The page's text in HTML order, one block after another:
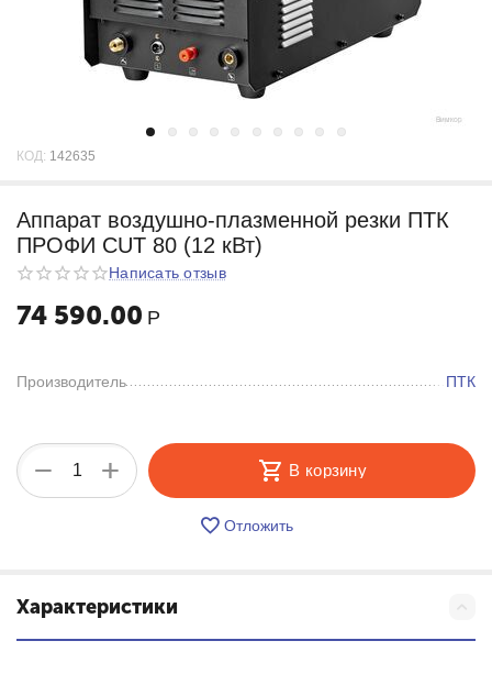
КОД: 142635
Аппарат воздушно-плазменной резки ПТК
ПРОФИ CUT 80 (12 кВт)
Написать отзыв
74 590.00 Р
Производитель ПТК
+
− В корзину
Отложить
Характеристики